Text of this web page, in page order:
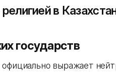
в
государств
выражает